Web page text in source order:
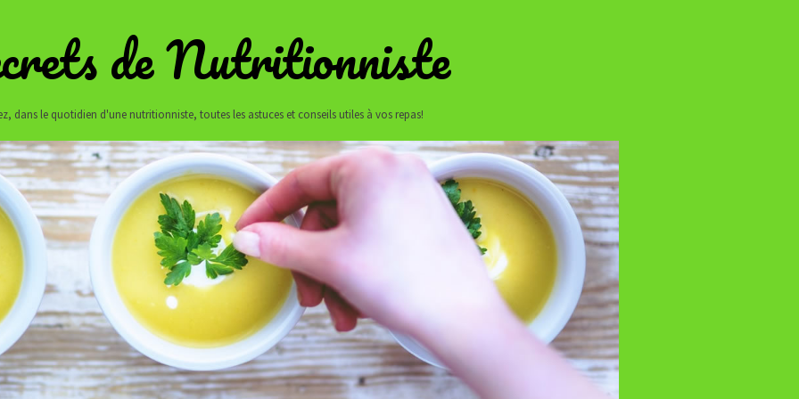
de Nutritionniste
dans le quotidien d'une nutritionniste, toutes les astuces et conseils utiles à vos repas!